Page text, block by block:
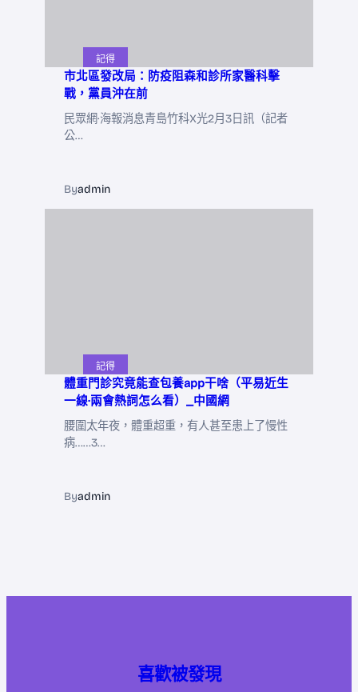
記得
市北區發改局：防疫阻森和診所家醫科擊
戰，黨員沖在前
民眾網·海報消息青島竹科X光2月3日訊（記者
公…
Byadmin
記得
體重門診究竟能查包養app干啥（平易近生
一線·兩會熱詞怎么看）_中國網
腰圍太年夜，體重超重，有人甚至患上了慢性
病……3…
Byadmin
喜歡被發現